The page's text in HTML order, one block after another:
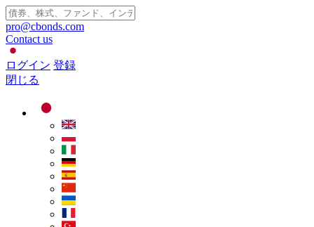
pro@cbonds.com
Contact us
ログイン 登録
閉じる